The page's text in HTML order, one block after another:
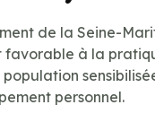
de la Seine-
favorable à la
personnel.